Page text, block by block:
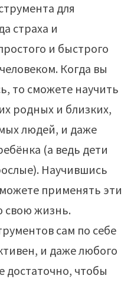
для
страха и
и быстрого
Когда вы
то сможете научить
родных и близких,
людей, и даже
(а ведь дети
Научившись
применять эти
свою жизнь.
сам по себе
и даже любого
достаточно, чтобы